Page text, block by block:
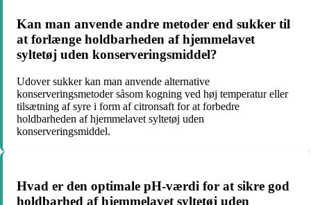
Kan man anvende andre metoder end sukker til
at forlænge holdbarheden af hjemmelavet
syltetøj uden konserveringsmiddel?
Udover sukker kan man anvende alternative
konserveringsmetoder såsom kogning ved høj temperatur eller
tilsætning af syre i form af citronsaft for at forbedre
holdbarheden af hjemmelavet syltetøj uden
konserveringsmiddel.
Hvad er den optimale pH-værdi for at sikre god
holdbarhed af hjemmelavet syltetøj uden